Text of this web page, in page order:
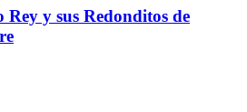
y sus Redonditos de